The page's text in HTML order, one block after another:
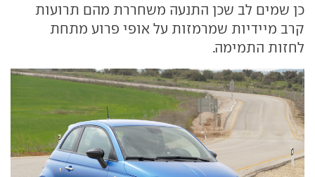
כן שמים לב שכן התנעה משחררת מהם תרועות
קרב מיידיות שמרמזות על אופי פרוע מתחת
לחזות התמימה.